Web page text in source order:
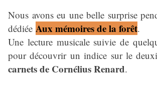
Nous avons eu une belle surprise
dédiée Aux mémoires de la forêt.
Une lecture musicale suivie de
pour découvrir un indice sur le
carnets de Cornélius Renard.